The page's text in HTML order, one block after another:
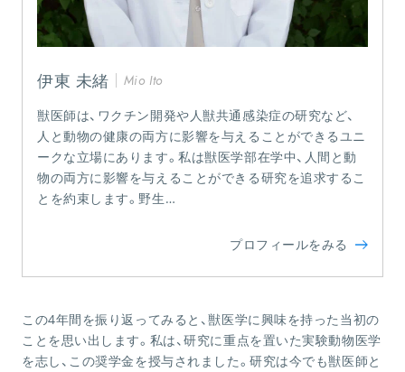
伊東 未緒 Mio Ito
獣医師は、ワクチン開発や人獣共通感染症の研究など、
人と動物の健康の両方に影響を与えることができるユニ
ークな立場にあります。私は獣医学部在学中、人間と動
物の両方に影響を与えることができる研究を追求するこ
とを約束します。野生…
プロフィールをみる
この4年間を振り返ってみると、獣医学に興味を持った当初の
ことを思い出します。私は、研究に重点を置いた実験動物医学
を志し、この奨学金を授与されました。研究は今でも獣医師と